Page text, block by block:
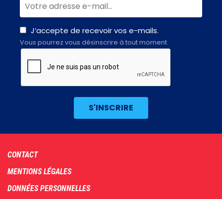
J’accepte de recevoir vos e-mails.
Vous pourrez vous désinscrire à tout moment
Footer
menu
CONTACT
MENTIONS LÉGALES
DONNÉES PERSONNELLES